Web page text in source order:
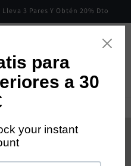
3 Pares Y Obtén 20% Dto